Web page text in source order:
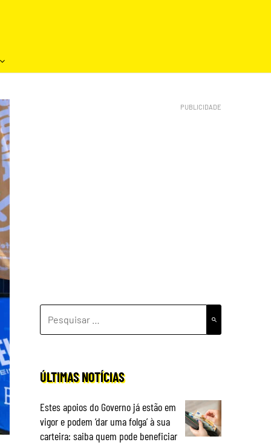
POR:
ÚLTIMAS NOTÍCIAS
Estes apoios do Governo já estão em
vigor e podem ‘dar uma folga’ à sua
carteira: saiba quem pode beneficiar